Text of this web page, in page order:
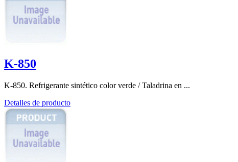
K-850
K-850. Refrigerante sintético color verde / Taladrina en ...
Detalles de producto